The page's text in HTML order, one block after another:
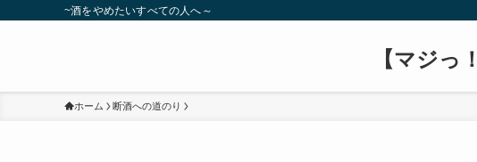
~酒をやめたいすべての人へ～
【マジっ
ホーム 断酒への道のり